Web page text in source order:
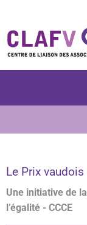
Le Prix
Une initiative de
l’égalité - CCCE